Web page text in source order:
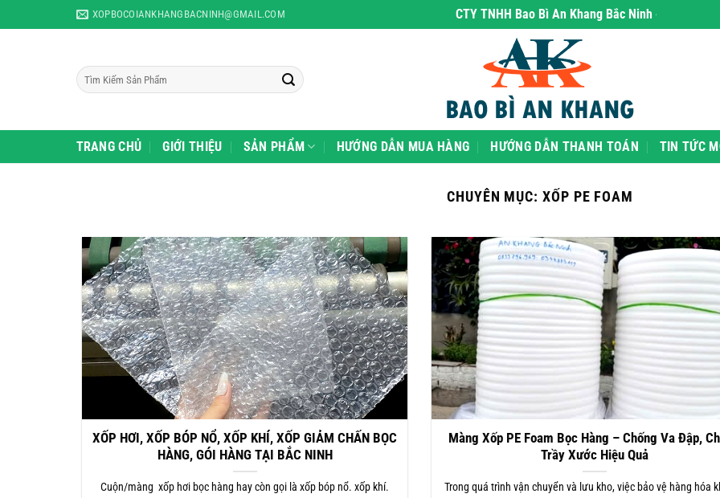
to
XOPBOCOIANKHANGBACNINH@GMAIL.COM CTY TNHH Bao Bì An Khang Bắc Ninh- chuyên phân
Tìm
kiếm:
TRANG CHỦ GIỚI THIỆU SẢN PHẨM HƯỚNG DẪN MUA HÀNG HƯỚNG DẪN THANH TOÁN TIN TỨC
CHUYÊN MỤC: XỐP PE FOAM
XỐP HƠI, XỐP BÓP NỔ, XỐP KHÍ, XỐP GIẢM CHẤN BỌC
HÀNG, GÓI HÀNG TẠI BẮC NINH
Cuộn/màng xốp hơi bọc hàng hay còn gọi là xốp bóp nổ. xốp khí.
Màng Xốp PE Foam Bọc Hàng – Chống Va Đập,
Trầy Xước Hiệu Quả
Trong quá trình vận chuyển và lưu kho, việc bảo vệ hàng hóa